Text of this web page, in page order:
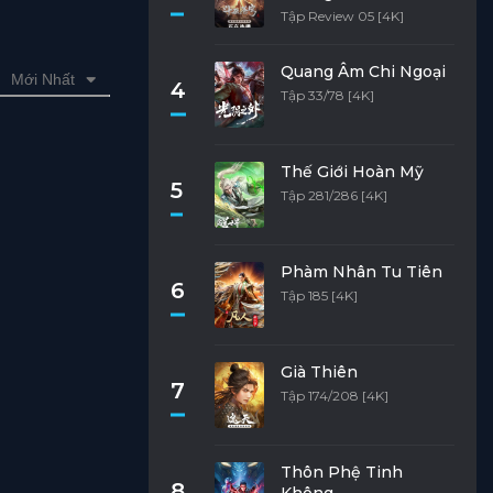
Mới Nhất
Tập Review 05 [4K]
4
Quang Âm Chi Ngoại
Tập 33/78 [4K]
5
Thế Giới Hoàn Mỹ
Tập 281/286 [4K]
6
Phàm Nhân Tu Tiên
Tập 185 [4K]
7
Già Thiên
Tập 174/208 [4K]
Thôn Phệ Tinh